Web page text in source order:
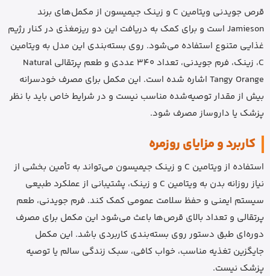
قرص جویدنی ویتامین C و زینک جیمیسون از مکمل‌های برند
Jamieson است و برای کمک به دریافت این دو ریزمغذی در کنار رژیم
غذایی متنوع استفاده می‌شود. روی بسته‌بندی این مدل به ویتامین
C، زینک، فرم جویدنی، تعداد 340 عددی و طعم پرتقالی Natural
Tangy Orange اشاره شده است. این مکمل برای مصرف خودسرانه
بیش از مقدار توصیه‌شده مناسب نیست و در شرایط خاص باید با نظر
پزشک یا داروساز مصرف شود.
کاربرد و مزایای روزمره
استفاده از ویتامین C و زینک جیمیسون می‌تواند به تأمین بخشی از
نیاز روزانه بدن به ویتامین C و زینک، پشتیبانی از عملکرد طبیعی
سیستم ایمنی و حفظ سلامت عمومی کمک کند. فرم جویدنی، طعم
پرتقالی و تعداد بالای قرص‌ها باعث می‌شود این مکمل برای مصرف
دوره‌ای طبق دستور روی بسته‌بندی کاربردی باشد. این مکمل
جایگزین تغذیه مناسب، خواب کافی، سبک زندگی سالم یا توصیه
پزشک نیست.